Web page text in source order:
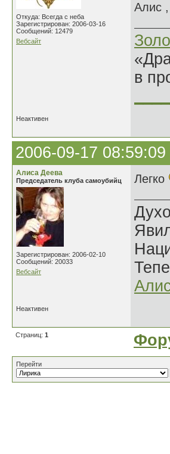
Откуда: Всегда с неба
Зарегистрирован: 2006-03-16
Сообщений: 12479
Вебсайт
Алис
в
Неактивен
2006-09-17 08:59:09
Алиса Деева
Председатель клуба самоубийц
Зарегистрирован: 2006-02-10
Сообщений: 20033
Вебсайт
Легко
Неактивен
Страниц: 1
Перейти